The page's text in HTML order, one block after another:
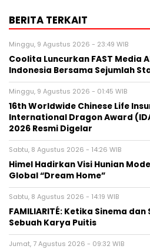
BERITA TERKAIT
Minggu, 9 Agustus 2026 - 23:49 WIB
Coolita Luncurkan FAST Media
Indonesia Bersama Sejumlah
Minggu, 9 Agustus 2026 - 01:45 WIB
16th Worldwide Chinese Life
International Dragon Award
2026 Resmi Digelar
Sabtu, 8 Agustus 2026 - 14:26 WIB
Himel Hadirkan Visi Hunian
Global “Dream Home”
Sabtu, 8 Agustus 2026 - 14:19 WIB
FAMILIARITÉ: Ketika Sinema
Sebuah Karya Puitis
Jumat, 7 Agustus 2026 - 09:32 WIB